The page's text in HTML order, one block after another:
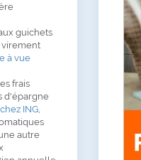
guichets
virement
à vue
frais
d'épargne
ING
autre